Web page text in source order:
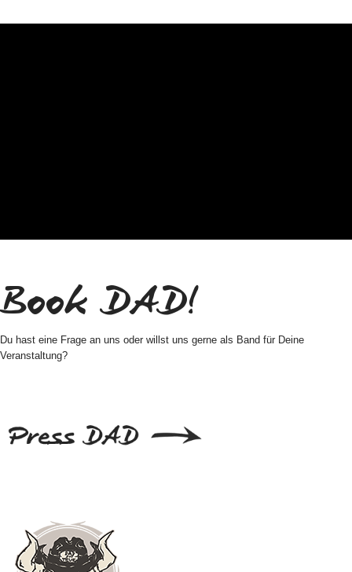
Book DAD!
Du hast eine Frage an uns oder willst uns gerne als Band für Deine
Veranstaltung?